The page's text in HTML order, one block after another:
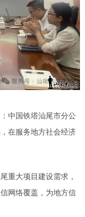
中国铁塔汕尾市分公
在服务地方社会经济
重大项目建设需求，
网络覆盖，为地方信